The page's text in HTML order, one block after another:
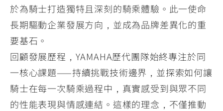
於為騎士打造獨特且深刻的騎乘體驗。此一使命
長期驅動企業發展方向，並成為品牌差異化的重
要基石。
回顧發展歷程，YAMAHA歷代團隊始終專注於同
一核心課題——持續挑戰技術邊界，並探索如何讓
騎士在每一次騎乘過程中，真實感受到與眾不同
的性能表現與情感連結。這樣的理念，不僅推動